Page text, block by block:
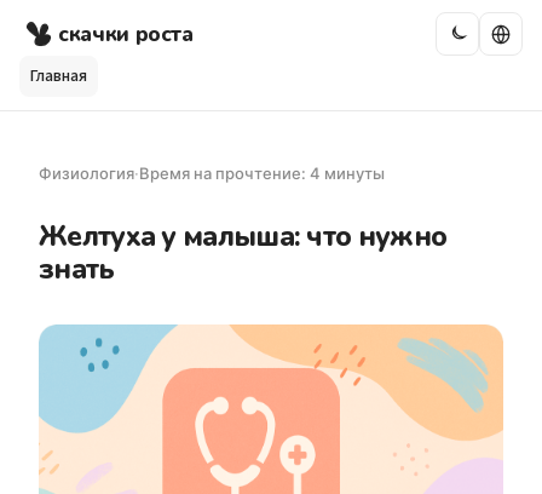
скачки роста
Главная
Физиология·Время на прочтение: 4 минуты
Желтуха у малыша: что нужно
знать